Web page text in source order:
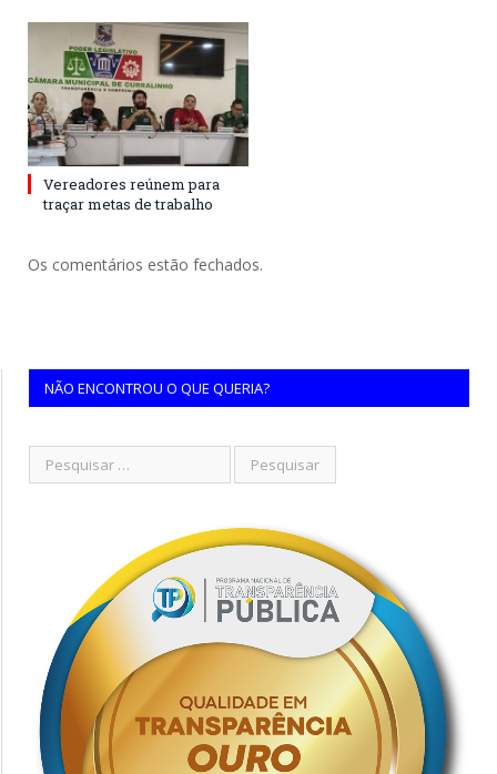
Vereadores reúnem para
traçar metas de trabalho
Os comentários estão fechados.
NÃO ENCONTROU O QUE QUERIA?